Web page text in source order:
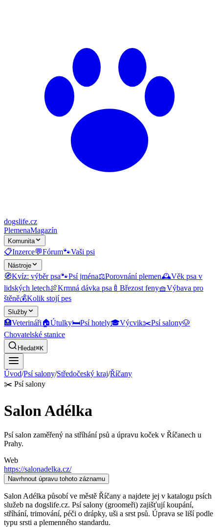
dogslife.cz
PlemenaMagazín
Komunita
📋Inzerce💬Fórum🐾Vaši psi
Nástroje
🧭Kvíz: výběr psa🐾Psí jména⚖️Porovnání plemen🕰️Věk psa v
lidských letech🍖Krmná dávka psa 🍼 Březost feny🧺Výbava pro
štěně💰Kolik stojí pes
Služby
🏥Veterináři🏠Útulky🛏️Psí hotely🎓Výcvik✂️Psí salony🐶
Chovatelské stanice
Hledat⌘K
Úvod/Psí salony/Středočeský kraj/Říčany
✂️ Psí salony
Salon Adélka
Psí salon zaměřený na stříhání psů a úpravu koček v Říčanech u
Prahy.
Web
https://salonadelka.cz/
Navrhnout úpravu tohoto záznamu
Salon Adélka působí ve městě Říčany a najdete jej v katalogu psích
služeb na dogslife.cz. Psí salony (groomeři) zajišťují koupání,
stříhání, trimování, péči o drápky, uši a srst psů. Úprava se liší podle
typu srsti a plemenného standardu.